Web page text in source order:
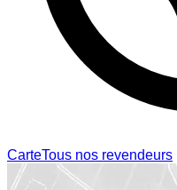
CarteTous nos revendeurs